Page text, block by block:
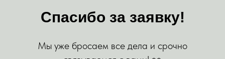
Спасибо за заявку!
Мы уже бросаем все дела и срочно